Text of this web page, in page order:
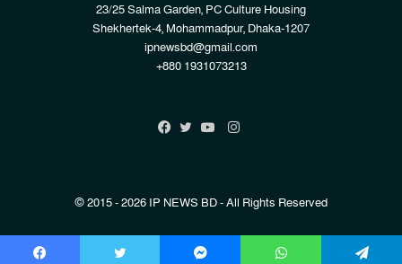
23/25 Salma Garden, PC Culture Housing
Shekhertek-4, Mohammadpur, Dhaka-1207
ipnewsbd@gmail.com
+880 1931073213
Instagram
© 2015 - 2026 IP NEWS BD - All Rights Reserved